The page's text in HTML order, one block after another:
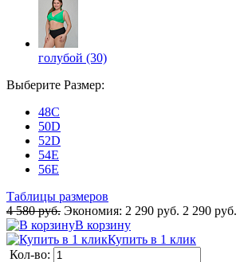
голубой (30)
Выберите Размер:
48C
50D
52D
54E
56E
Таблицы размеров
4 580 руб. Экономия: 2 290 руб. 2 290 руб.
В корзину
Купить в 1 клик
Кол-во: